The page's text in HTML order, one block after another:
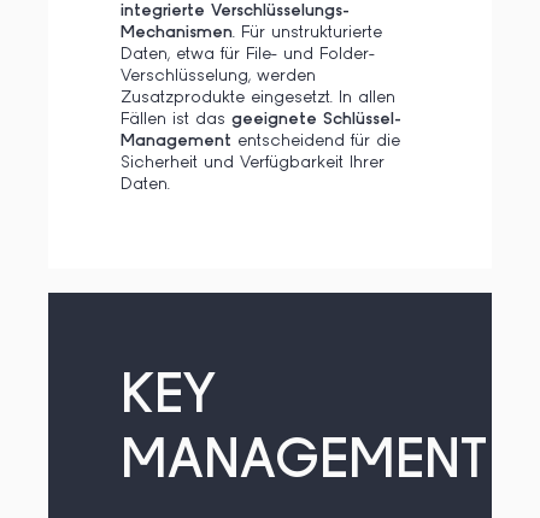
integrierte Verschlüsselungs-
Mechanismen. Für unstrukturierte
Daten, etwa für File- und Folder-
Verschlüsselung, werden
Zusatzprodukte eingesetzt. In allen
Fällen ist das geeignete Schlüssel-
Management entscheidend für die
Sicherheit und Verfügbarkeit Ihrer
Daten.
KEY
MANAGEMENT